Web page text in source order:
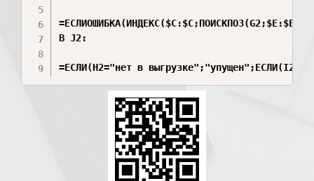
В J2:
=ЕСЛИ(H2="нет в